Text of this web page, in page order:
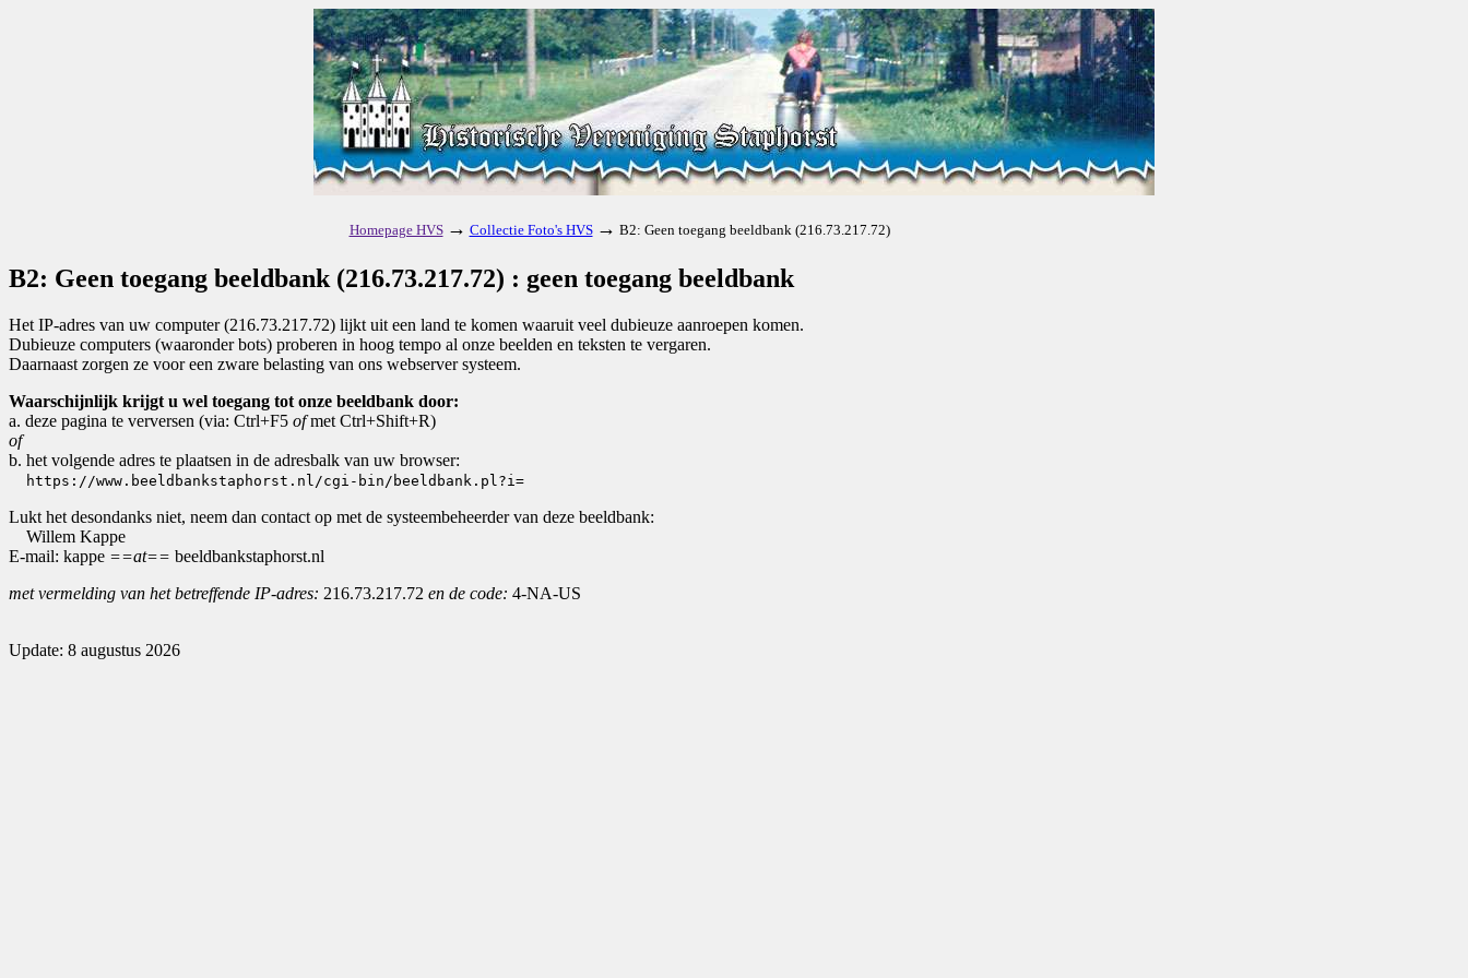
Homepage HVS → Collectie Foto's HVS → B2: Geen toegang beeldbank (216.73.217.72)
B2: Geen toegang beeldbank (216.73.217.72) : geen toegang beeldbank
Het IP-adres van uw computer (216.73.217.72) lijkt uit een land te komen waaruit veel dubieuze aanroepen komen.
Dubieuze computers (waaronder bots) proberen in hoog tempo al onze beelden en teksten te vergaren.
Daarnaast zorgen ze voor een zware belasting van ons webserver systeem.
Waarschijnlijk krijgt u wel toegang tot onze beeldbank door:
a. deze pagina te verversen (via: Ctrl+F5 ofmet Ctrl+Shift+R)
of
b. het volgende adres te plaatsen in de adresbalk van uw browser:
https://www.beeldbankstaphorst.nl/cgi-bin/beeldbank.pl?i=
Lukt het desondanks niet, neem dan contact op met de systeembeheerder van deze beeldbank:
Willem Kappe
E-mail: kappe ==at== beeldbankstaphorst.nl
met vermelding van het betreffende IP-adres: 216.73.217.72 en de code: 4-NA-US
Update: 8 augustus 2026